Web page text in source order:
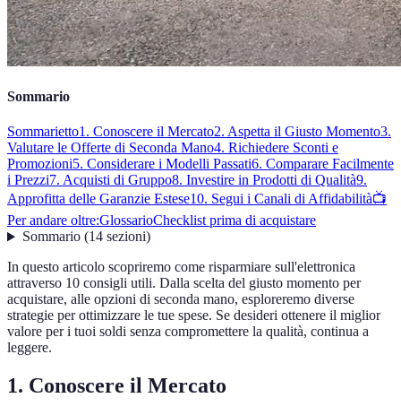
Sommario
Sommarietto1. Conoscere il Mercato2. Aspetta il Giusto Momento3.
Valutare le Offerte di Seconda Mano4. Richiedere Sconti e
Promozioni5. Considerare i Modelli Passati6. Comparare Facilmente
i Prezzi7. Acquisti di Gruppo8. Investire in Prodotti di Qualità9.
Approfitta delle Garanzie Estese10. Segui i Canali di Affidabilità📺
Per andare oltre:GlossarioChecklist prima di acquistare
Sommario(14 sezioni)
In questo articolo scopriremo come risparmiare sull'elettronica
attraverso 10 consigli utili. Dalla scelta del giusto momento per
acquistare, alle opzioni di seconda mano, esploreremo diverse
strategie per ottimizzare le tue spese. Se desideri ottenere il miglior
valore per i tuoi soldi senza compromettere la qualità, continua a
leggere.
1. Conoscere il Mercato